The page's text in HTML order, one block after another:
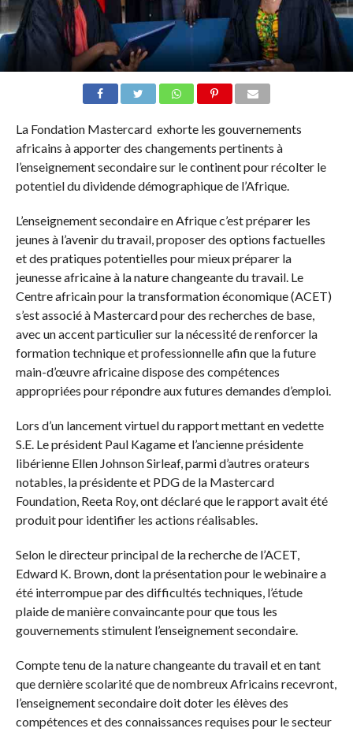
La Fondation Mastercard exhorte les gouvernements
africains à apporter des changements pertinents à
l’enseignement secondaire sur le continent pour récolter le
potentiel du dividende démographique de l’Afrique.
L’enseignement secondaire en Afrique c’est préparer les
jeunes à l’avenir du travail, proposer des options factuelles
et des pratiques potentielles pour mieux préparer la
jeunesse africaine à la nature changeante du travail. Le
Centre africain pour la transformation économique (ACET)
s’est associé à Mastercard pour des recherches de base,
avec un accent particulier sur la nécessité de renforcer la
formation technique et professionnelle afin que la future
main-d’œuvre africaine dispose des compétences
appropriées pour répondre aux futures demandes d’emploi.
Lors d’un lancement virtuel du rapport mettant en vedette
S.E. Le président Paul Kagame et l’ancienne présidente
libérienne Ellen Johnson Sirleaf, parmi d’autres orateurs
notables, la présidente et PDG de la Mastercard
Foundation, Reeta Roy, ont déclaré que le rapport avait été
produit pour identifier les actions réalisables.
Selon le directeur principal de la recherche de l’ACET,
Edward K. Brown, dont la présentation pour le webinaire a
été interrompue par des difficultés techniques, l’étude
plaide de manière convaincante pour que tous les
gouvernements stimulent l’enseignement secondaire.
Compte tenu de la nature changeante du travail et en tant
que dernière scolarité que de nombreux Africains recevront,
l’enseignement secondaire doit doter les élèves des
compétences et des connaissances requises pour le secteur